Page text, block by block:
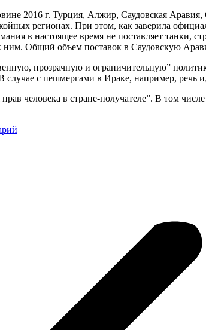
2016 г. Турция, Алжир, Саудовская
регионах. При этом, как заверила
в настоящее время не поставляет танки,
Общий объем поставок в Саудовскую
прозрачную и ограничительную”
случае с пешмергами в Ираке, например, речь
человека в стране-получателе”. В том